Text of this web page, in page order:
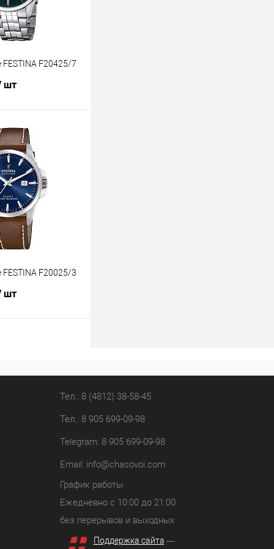
F20425/7
шт
корзину
К сравнению
В наличии
F20025/3
шт
К сравнению
В наличииТел.: 8 (4812) 38-58-45
Тел.: 8 905 699-09-98
Telegram: 8 905 699-09-98
Email: info@chasovoi.com
График работы
Ежедневно с 10:00 до 21:00
без перерывов и выходных
Поддержка сайта —